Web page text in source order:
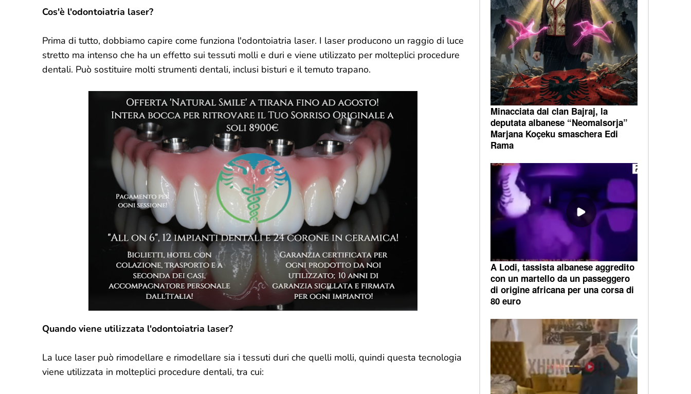
Cos'è l'odontoiatria laser?
Prima di tutto, dobbiamo capire come funziona l'odontoiatria laser. I laser producono un raggio di luce
stretto ma intenso che ha un effetto sui tessuti molli e duri e viene utilizzato per molteplici procedure
dentali. Può sostituire molti strumenti dentali, inclusi bisturi e il temuto trapano.
Quando viene utilizzata l'odontoiatria laser?
La luce laser può rimodellare e rimodellare sia i tessuti duri che quelli molli, quindi questa tecnologia
viene utilizzata in molteplici procedure dentali, tra cui:
Minacciata dal clan Bajraj, la
deputata albanese “Neomalsorja”
Marjana Koçeku smaschera Edi
Rama
A Lodi, tassista albanese aggredito
con un martello da un passeggero
di origine africana per una corsa di
80 euro